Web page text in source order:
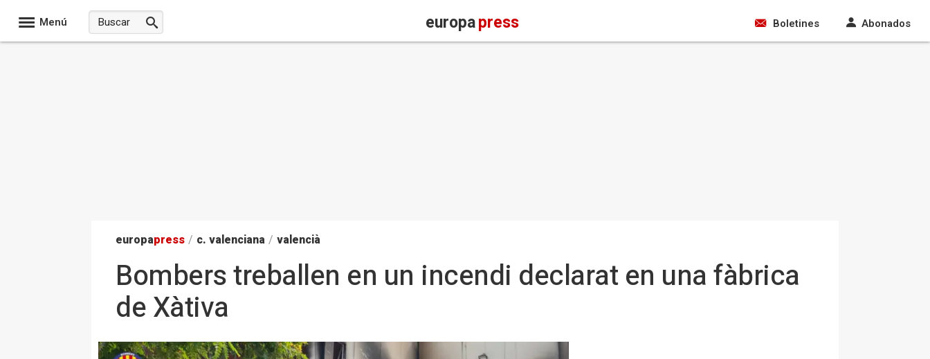
Menú europapress Boletines Abonados
europapress / c. valenciana / valencià
Bombers treballen en un incendi declarat en una fàbrica
de Xàtiva